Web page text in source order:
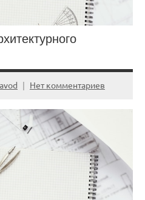
Нет комментариев